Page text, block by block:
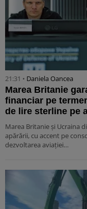
21:31 • Daniela Oancea
Marea Britanie
financiar pe
de lire sterline pe
Marea Britanie și Ucraina
apărării, cu accent pe
dezvoltarea aviației…